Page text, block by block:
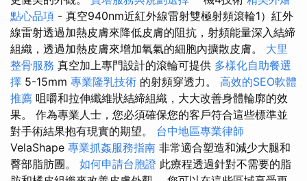
點心品項 - 真空940nm近紅外線雷射雙極射頻滾輪1）紅外
線雷射透過加熱皮膚來降低皮膚的阻抗，射頻能量深入結締
組織，透過加熱皮膚來增加氧氣的細胞內擴散皮膚。 大里
整骨服務 真空加上專門設計的滾輪可提供 多樣化自助餐選
擇 5-15mm 專業隆乳技術 的射頻穿透力。 高效的SEO軟體
推薦 咀嚼和拉伸纖維狀結締組織，大大改善身體輪廓的效
果。 作為專業人士，您必須確保您的客戶符合這些標準並
對手術結果抱有現實的期望。 台中地區專業律師
VelaShape 專業抓姦服務指南 非常適合塑造和減少大腿和
臀部脂肪團。 如何申請台胞證 此療程透過針對不需要的脂